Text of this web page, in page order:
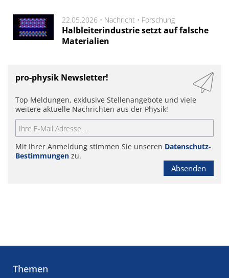
22.05.2026 • Nachricht • Forschung
Halbleiterindustrie setzt auf falsche
Materialien
pro-physik Newsletter!
Top Meldungen, exklusive Stellenangebote und viele
weitere aktuelle Nachrichten aus der Physik!
Mit Ihrer Anmeldung stimmen Sie unseren Datenschutz-
Bestimmungen zu.
Absenden
Themen